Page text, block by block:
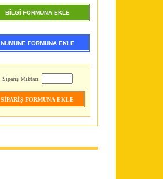
BİLGİ FORMUNA EKLE
NUMUNE FORMUNA EKLE
Sipariş Miktarı: